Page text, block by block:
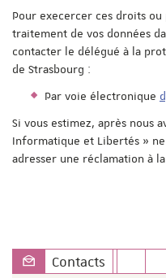
Pour execercer ces droits
traitement de vos données
contacter le délégué à la
de Strasbourg :
Par voie électronique
Si vous estimez, après nous
Informatique et Libertés »
adresser une réclamation à la
Contacts